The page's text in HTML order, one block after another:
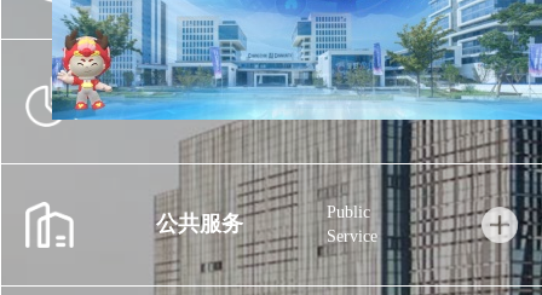
市场服务
Market
公共服务
Public
Service